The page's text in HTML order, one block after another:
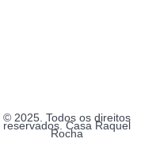
© 2025. Todos os direitos
reservados. Casa Raquel
Rocha